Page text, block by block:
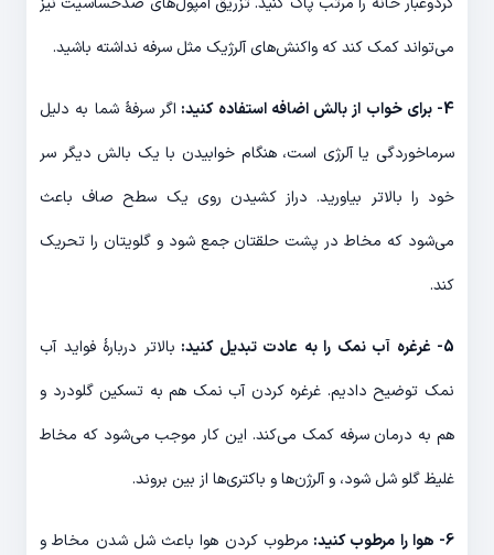
می‌تواند کمک کند که واکنش‌های آلرژیک مثل سرفه نداشته باشید.
4- برای خواب از بالش اضافه استفاده کنید:
اگر سرفۀ شما به دلیل
سرماخوردگی یا آلرژی است، هنگام خوابیدن با یک بالش دیگر سر
خود را بالاتر بیاورید. دراز کشیدن روی یک سطح صاف باعث
می‌شود که مخاط در پشت حلقتان جمع شود و گلویتان را تحریک
کند.
5- غرغره آب نمک را به عادت تبدیل کنید:
بالاتر دربارۀ فواید آب
نمک توضیح دادیم. غرغره کردن آب نمک هم به تسکین گلودرد و
هم به درمان سرفه کمک می‌کند. این کار موجب می‌شود که مخاط
غلیظ گلو شل شود، و آلرژن‌ها و باکتری‌ها از بین بروند.
6- هوا را مرطوب کنید:
مرطوب کردن هوا باعث شل شدن مخاط و